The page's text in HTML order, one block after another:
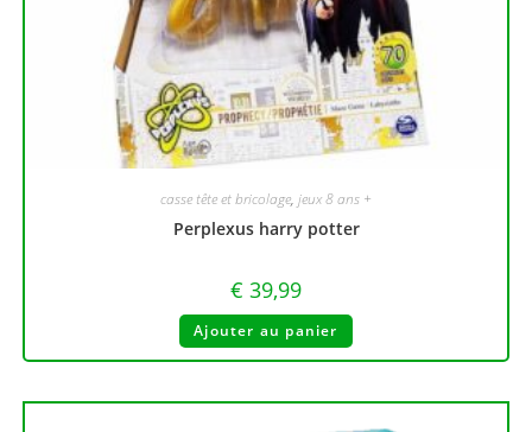
casse tête et bricolage, jeux 8 ans +
Perplexus harry potter
€ 39,99
Ajouter au panier